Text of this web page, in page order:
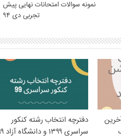
نمونه سوالات امتحانات نهایی پیش
تجربی دی ۹۴
دفترچه انتخاب رشته کنکور
سراسری ۱۳۹۹ و دانشگاه آزاد ۹۹